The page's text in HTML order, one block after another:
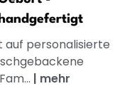
auf personalisierte
| mehr